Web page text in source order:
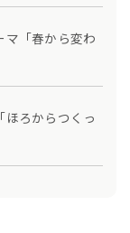
「春から変わ
ほろからつくっ